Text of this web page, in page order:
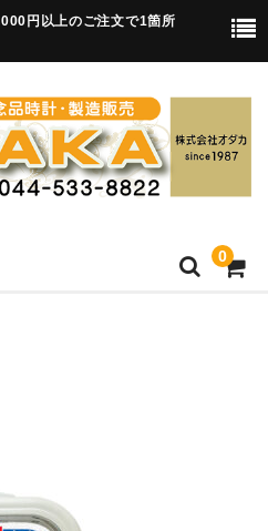
円以上のご注文で1箇所
0
ック(集合)